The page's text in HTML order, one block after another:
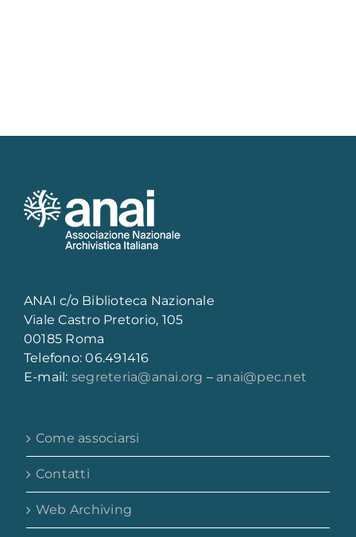
ANAI c/o Biblioteca Nazionale
Viale Castro Pretorio, 105
00185 Roma
Telefono: 06.491416
E-mail: segreteria@anai.org – anai@pec.net
Come associarsi
Contatti
Web Archiving